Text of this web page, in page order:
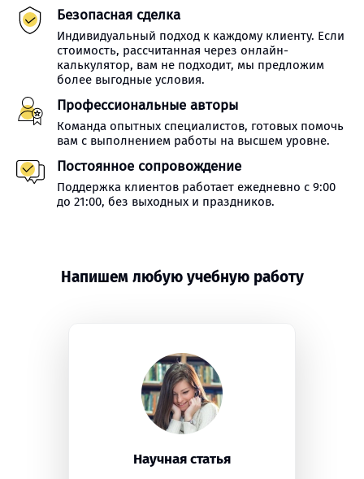
Безопасная сделка
Индивидуальный подход к каждому клиенту. Если
стоимость, рассчитанная через онлайн-
калькулятор, вам не подходит, мы предложим
более выгодные условия.
Профессиональные авторы
Команда опытных специалистов, готовых помочь
вам с выполнением работы на высшем уровне.
Постоянное сопровождение
Поддержка клиентов работает ежедневно с 9:00
до 21:00, без выходных и праздников.
Напишем любую учебную работу
Научная статья